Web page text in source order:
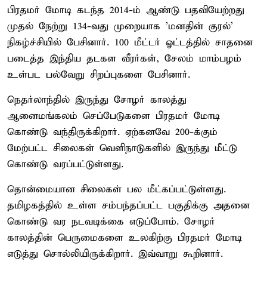
பிரதமர் மோடி கடந்த 2014-ம் ஆண்டு பதவியேற்றது
முதல் நேற்று 134-வது முறையாக 'மனதின் குரல்'
நிகழ்ச்சியில் பேசினார். 100 மீட்டர் ஓட்டத்தில் சாதனை
படைத்த இந்திய தடகள வீரர்கள், சேலம் மாம்பழம்
உள்பட பல்வேறு சிறப்புகளை பேசினார்.
நெதர்லாந்தில் இருந்து சோழர் காலத்து
ஆனைமங்கலம் செப்பேடுகளை பிரதமர் மோடி
கொண்டு வந்திருக்கிறார். ஏற்கனவே 200-க்கும்
மேற்பட்ட சிலைகள் வெளிநாடுகளில் இருந்து மீட்டு
கொண்டு வரப்பட்டுள்ளது.
தொன்மையான சிலைகள் பல மீட்கப்பட்டுள்ளது.
தமிழகத்தில் உள்ள சம்பந்தப்பட்ட பகுதிக்கு அதனை
கொண்டு வர நடவடிக்கை எடுப்போம். சோழர்
காலத்தின் பெருமைகளை உலகிற்கு பிரதமர் மோடி
எடுத்து சொல்லியிருக்கிறார். இவ்வாறு கூறினார்.